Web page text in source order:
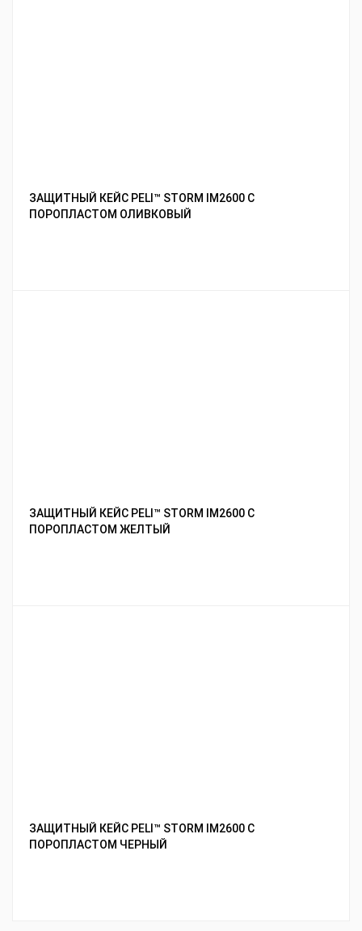
ЗАЩИТНЫЙ КЕЙС PELI™ STORM IM2600 С
ПОРОПЛАСТОМ ОЛИВКОВЫЙ
ЗАЩИТНЫЙ КЕЙС PELI™ STORM IM2600 С
ПОРОПЛАСТОМ ЖЕЛТЫЙ
ЗАЩИТНЫЙ КЕЙС PELI™ STORM IM2600 С
ПОРОПЛАСТОМ ЧЕРНЫЙ